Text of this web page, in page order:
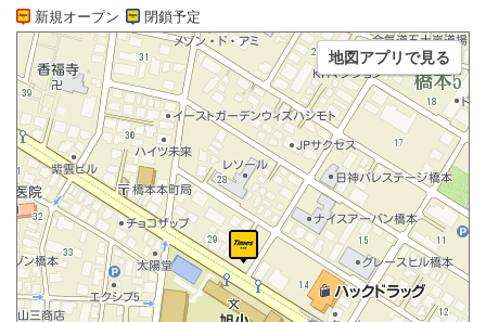
新規オープン 閉鎖予定
地図アプリで見る